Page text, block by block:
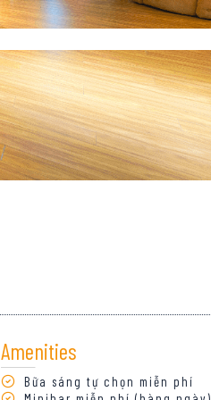
Amenities
Bữa sáng tự chọn miễn phí